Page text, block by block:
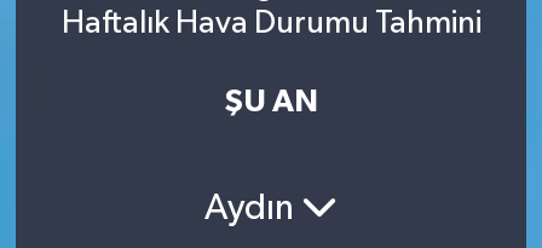
Haftalık Hava Durumu Tahmini
ŞU AN
Aydın
Tüm Manşetler
Son Dakika Haberleri